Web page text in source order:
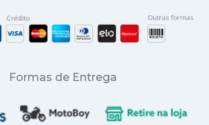
Formas de Entrega